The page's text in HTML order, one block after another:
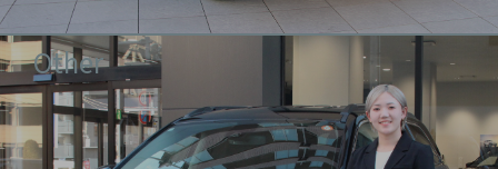
Other